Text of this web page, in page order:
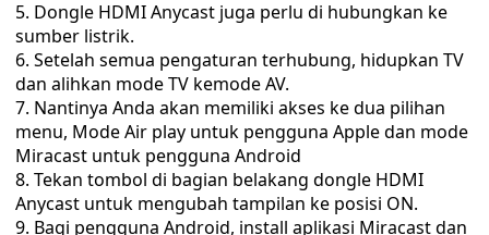
Dongle HDMI Anycast juga perlu di hubungkan ke
sumber listrik.
Setelah semua pengaturan terhubung, hidupkan TV
dan alihkan mode TV kemode AV.
Nantinya Anda akan memiliki akses ke dua pilihan
menu, Mode Air play untuk pengguna Apple dan mode
Miracast untuk pengguna Android
Tekan tombol di bagian belakang dongle HDMI
Anycast untuk mengubah tampilan ke posisi ON.
Bagi pengguna Android, install aplikasi Miracast dan